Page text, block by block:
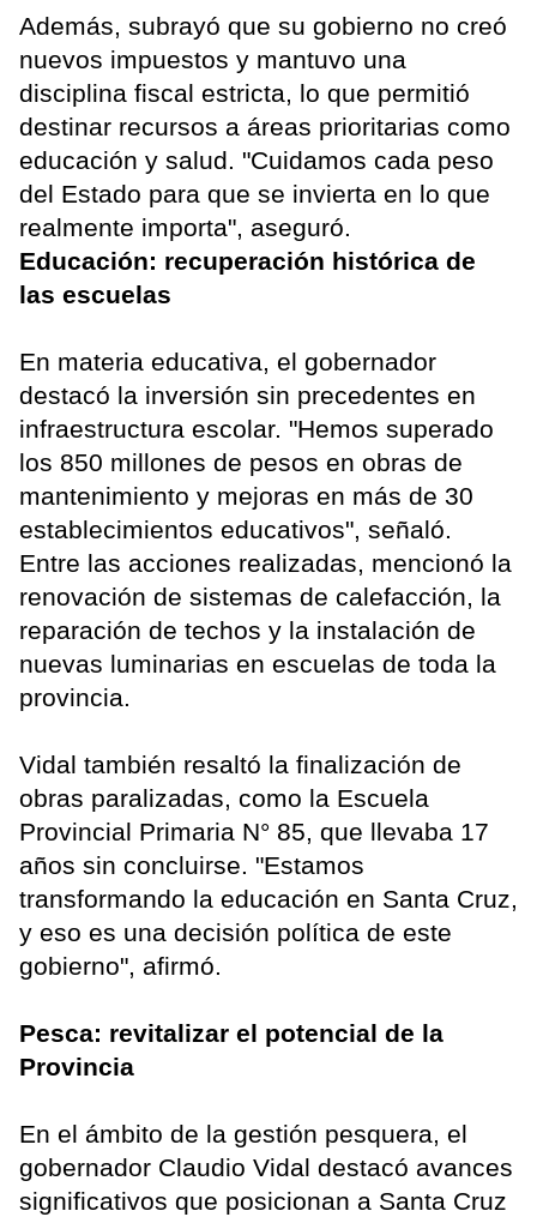
Además, subrayó que su gobierno no creó
nuevos impuestos y mantuvo una
disciplina fiscal estricta, lo que permitió
destinar recursos a áreas prioritarias como
educación y salud. "Cuidamos cada peso
del Estado para que se invierta en lo que
realmente importa", aseguró.
Educación: recuperación histórica de
las escuelas
En materia educativa, el gobernador
destacó la inversión sin precedentes en
infraestructura escolar. "Hemos superado
los 850 millones de pesos en obras de
mantenimiento y mejoras en más de 30
establecimientos educativos", señaló.
Entre las acciones realizadas, mencionó la
renovación de sistemas de calefacción, la
reparación de techos y la instalación de
nuevas luminarias en escuelas de toda la
provincia.
Vidal también resaltó la finalización de
obras paralizadas, como la Escuela
Provincial Primaria N° 85, que llevaba 17
años sin concluirse. "Estamos
transformando la educación en Santa Cruz,
y eso es una decisión política de este
gobierno", afirmó.
Pesca: revitalizar el potencial de la
Provincia
En el ámbito de la gestión pesquera, el
gobernador Claudio Vidal destacó avances
significativos que posicionan a Santa Cruz